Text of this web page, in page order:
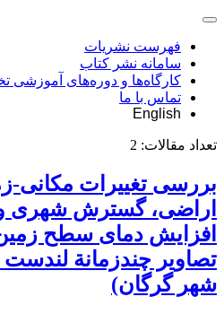
فهرست نشریات
سامانه نشر کتاب
کارگاه‌ها و دوره‌های
تماس با ما
English
تعداد مقالات: 2
بررسی تغییرات مکانی-
اراضی، گسترش شهری و
افزایش دمای سطح زمین
تصاویر چندزمانة
شهر گرگان)